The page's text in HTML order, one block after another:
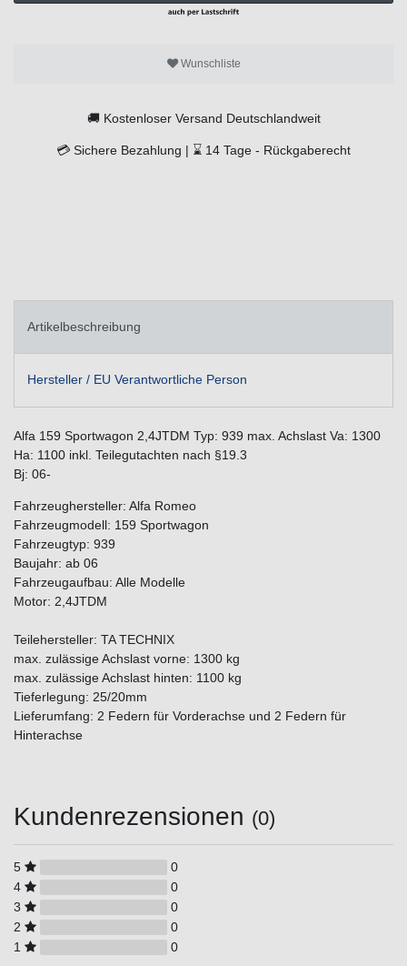
Wunschliste
🚚 Kostenloser Versand Deutschlandweit
💳 Sichere Bezahlung | ⌛ 14 Tage - Rückgaberecht
Artikelbeschreibung
Hersteller / EU Verantwortliche Person
Alfa 159 Sportwagon 2,4JTDM Typ: 939 max. Achslast Va: 1300
Ha: 1100 inkl. Teilegutachten nach §19.3
Bj: 06-
Fahrzeughersteller: Alfa Romeo
Fahrzeugmodell: 159 Sportwagon
Fahrzeugtyp: 939
Baujahr: ab 06
Fahrzeugaufbau: Alle Modelle
Motor: 2,4JTDM
Teilehersteller: TA TECHNIX
max. zulässige Achslast vorne: 1300 kg
max. zulässige Achslast hinten: 1100 kg
Tieferlegung: 25/20mm
Lieferumfang: 2 Federn für Vorderachse und 2 Federn für
Hinterachse
Kundenrezensionen (0)
5
0
4
0
3
0
2
0
1
0